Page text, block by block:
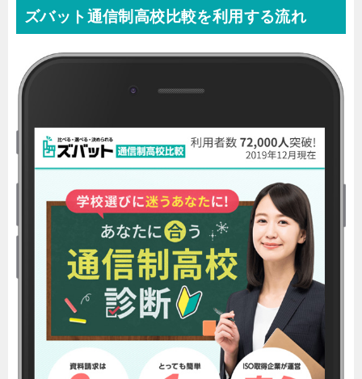
ズバット通信制高校比較を利用する流れ